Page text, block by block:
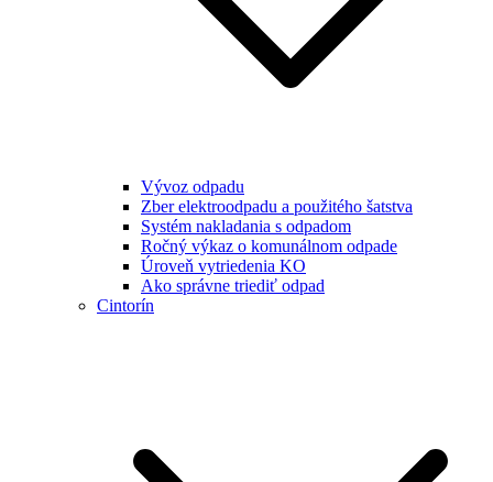
Vývoz odpadu
Zber elektroodpadu a použitého šatstva
Systém nakladania s odpadom
Ročný výkaz o komunálnom odpade
Úroveň vytriedenia KO
Ako správne triediť odpad
Cintorín